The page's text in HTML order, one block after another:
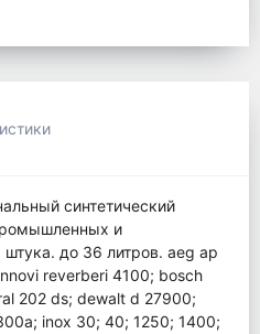
синтетический
и
до 36 литров. aeg ap
reverberi 4100; bosch
202 ds; dewalt d 27900;
inox 30; 40; 1250; 1400;